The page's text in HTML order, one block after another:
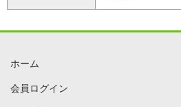
ホーム
会員ログイン